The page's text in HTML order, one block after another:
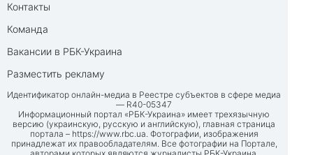
Контакты
Команда
Вакансии в РБК-Украина
Разместить рекламу
Идентификатор онлайн-медиа в Реестре субъектов в сфере медиа
— R40-05347
Информационный портал «РБК-Украина» имеет трехязычную
версию (украинскую, русскую и английскую), главная страница
портала – https://www.rbc.ua. Фотографии, изображения
принадлежат их правообладателям. Все фотографии на Портале,